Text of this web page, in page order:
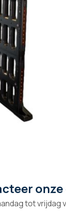
tot vrijdag